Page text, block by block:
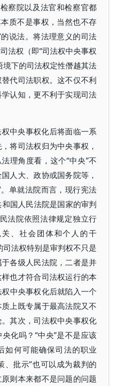
察院以及法官和检察官都
质不是事权，当然也不存
说法。将法理意义的司法
法权（即“司法权中央事权
境下的司法权定性僭越其法
代司法职权。这不仅不利
认知，更不利于实现司法
中央事权化后将面临一系
将司法权归为中央事权，
理角度看，这个“中央”不
人大、政协或国务院等，
单就法院而言，现行宪法
国人民法院是国家的审判
法院依照法律规定独立行
、社会团体和个人的干
司法权特别是审判权不只是
各级人民法院，二者是并
也才符合司法权运行的本
中央事权化后就陷入一个
上既专属于最高法院又不
其次，司法权中央事权化
化吗？“中央”是不是应该
如何可能确保司法的职业
、批示”也可以成为裁判的
则本来都不是问题的问题